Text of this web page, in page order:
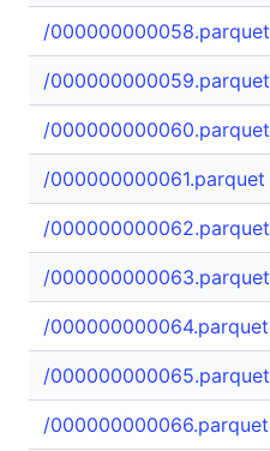
/000000000058.parquet
/000000000059.parquet
/000000000060.parquet
/000000000061.parquet
/000000000062.parquet
/000000000063.parquet
/000000000064.parquet
/000000000065.parquet
/000000000066.parquet